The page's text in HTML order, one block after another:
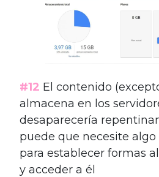
#12 El contenido
almacena en los
desaparecería
puede que necesite
para establecer formas
y acceder a él